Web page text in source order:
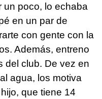
un poco, lo echaba
en un par de
con gente con la
Además, entreno
del club. De vez en
agua, los motiva
que tiene 14